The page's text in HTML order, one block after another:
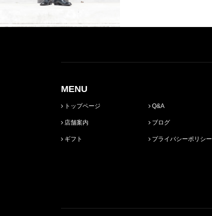
MENU
トップページ
店舗案内
ギフト
Q&A
ブログ
プライバシーポリシー